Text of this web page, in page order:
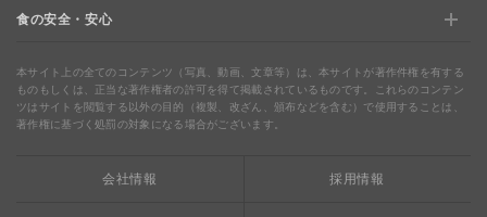
最新情報をチェック
夏のデニーズめぐり
ウェルネス
完全メシ
地域の使える商品券&子育て支援サービス
ブルーシーフード
ドリンクバー1杯お持ち帰り
デニャーズ
わくわくファイル
デニャーズまんが
食の安全・安心
食の安全・安心
食の安全・安心への取り組み
本サイト上の全てのコンテンツ（写真、動画、文章等）は、本サイトが著作件権を有する
ものもしくは、正当な著作権者の許可を得て掲載されているものです。これらのコンテン
ツはサイトを閲覧する以外の目的（複製、改ざん、頒布などを含む）で使用することは、
著作権に基づく処罰の対象になる場合がございます。
会社情報 採用情報